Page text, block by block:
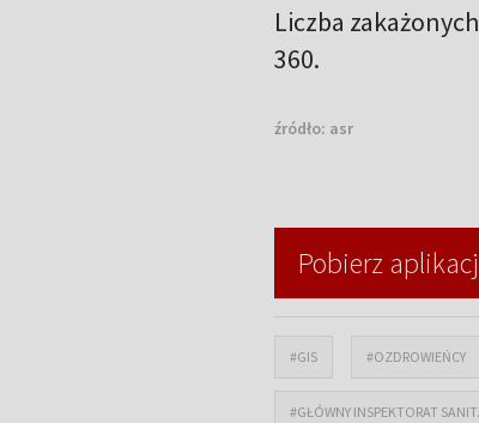
Liczba
360.
źródło: asr
Pobierz
#GIS #OZDROWIEŃCY
#GŁÓWNY INSPEKTORAT